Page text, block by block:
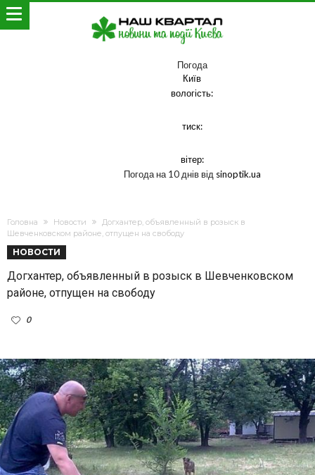
Погода
Київ
вологість:
тиск:
вітер:
Погода на 10 днів від sinoptik.ua
Головна Новости
Догхантер, объявленный в розыск в
Шевченковском районе, отпущен на свободу
НОВОСТИ
Догхантер, объявленный в розыск в Шевченковском
районе, отпущен на свободу
0